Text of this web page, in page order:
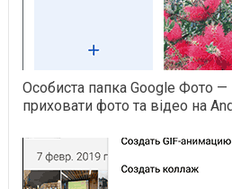
Особиста папка Google Фото —
приховати фото та відео на